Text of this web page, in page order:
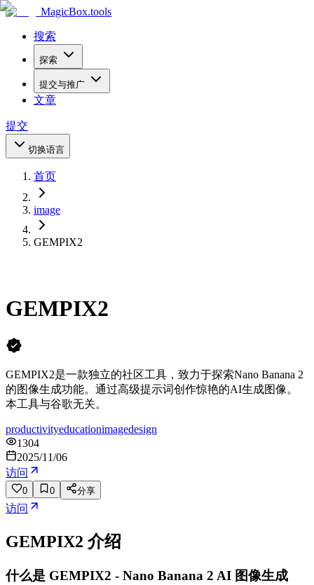
MagicBox.tools
搜索
探索
提交与推广
文章
提交
切换语言
首页
image
GEMPIX2
GEMPIX2
GEMPIX2是一款独立的社区工具，致力于探索Nano Banana 2
的图像生成功能。通过高级提示词创作惊艳的AI生成图像。
本工具与谷歌无关。
productivityeducationimagedesign
1304
2025/11/06
访问
0 0 分享
访问
GEMPIX2 介绍
什么是 GEMPIX2 - Nano Banana 2 AI 图像生成